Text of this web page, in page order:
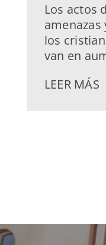
Los actos
los
van en
LEER MÁS